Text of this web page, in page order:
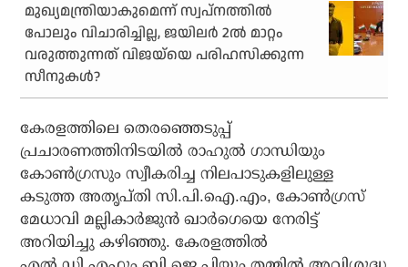
മുഖ്യമന്ത്രിയാകുമെന്ന് സ്വപ്‌നത്തില്‍
പോലും വിചാരിച്ചില്ല, ജയിലര്‍ 2ല്‍ മാറ്റം
വരുത്തുന്നത് വിജയ്‌യെ പരിഹസിക്കുന്ന
സീനുകള്‍?
കേരളത്തിലെ തെരഞ്ഞെടുപ്പ്
പ്രചാരണത്തിനിടയില്‍ രാഹുല്‍ ഗാന്ധിയും
കോണ്‍ഗ്രസും സ്വീകരിച്ച നിലപാടുകളിലുള്ള
കടുത്ത അതൃപ്തി സി.പി.ഐ.എം, കോണ്‍ഗ്രസ്
മേധാവി മല്ലികാര്‍ജുന്‍ ഖാര്‍ഗെയെ നേരിട്ട്
അറിയിച്ചു കഴിഞ്ഞു. കേരളത്തില്‍